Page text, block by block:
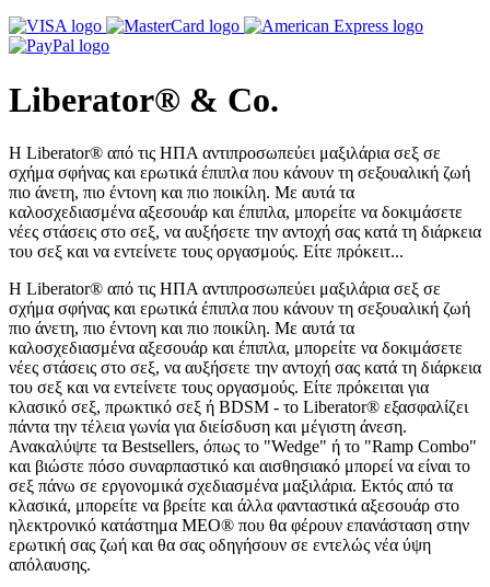
Liberator® & Co.
Η Liberator® από τις ΗΠΑ αντιπροσωπεύει μαξιλάρια σεξ σε
σχήμα σφήνας και ερωτικά έπιπλα που κάνουν τη σεξουαλική ζωή
πιο άνετη, πιο έντονη και πιο ποικίλη. Με αυτά τα
καλοσχεδιασμένα αξεσουάρ και έπιπλα, μπορείτε να δοκιμάσετε
νέες στάσεις στο σεξ, να αυξήσετε την αντοχή σας κατά τη διάρκεια
του σεξ και να εντείνετε τους οργασμούς. Είτε πρόκειτ...
Η Liberator® από τις ΗΠΑ αντιπροσωπεύει μαξιλάρια σεξ σε
σχήμα σφήνας και ερωτικά έπιπλα που κάνουν τη σεξουαλική ζωή
πιο άνετη, πιο έντονη και πιο ποικίλη. Με αυτά τα
καλοσχεδιασμένα αξεσουάρ και έπιπλα, μπορείτε να δοκιμάσετε
νέες στάσεις στο σεξ, να αυξήσετε την αντοχή σας κατά τη διάρκεια
του σεξ και να εντείνετε τους οργασμούς. Είτε πρόκειται για
κλασικό σεξ, πρωκτικό σεξ ή BDSM - το Liberator® εξασφαλίζει
πάντα την τέλεια γωνία για διείσδυση και μέγιστη άνεση.
Ανακαλύψτε τα Bestsellers, όπως το "Wedge" ή το "Ramp Combo"
και βιώστε πόσο συναρπαστικό και αισθησιακό μπορεί να είναι το
σεξ πάνω σε εργονομικά σχεδιασμένα μαξιλάρια. Εκτός από τα
κλασικά, μπορείτε να βρείτε και άλλα φανταστικά αξεσουάρ στο
ηλεκτρονικό κατάστημα MEO® που θα φέρουν επανάσταση στην
ερωτική σας ζωή και θα σας οδηγήσουν σε εντελώς νέα ύψη
απόλαυσης.